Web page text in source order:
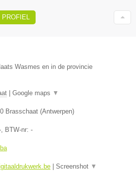
PROFIEL
Wasmes en in de provincie
Google maps ▼
Brasschaat (Antwerpen)
, BTW-nr: -
Screenshot ▼